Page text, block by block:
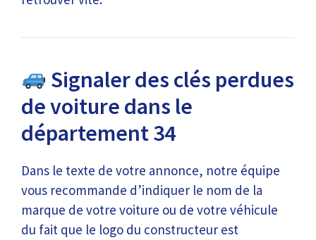
Signaler des clés perdues
de voiture dans le
département 34
Dans le texte de votre annonce, notre équipe
vous recommande d’indiquer le nom de la
marque de votre voiture ou de votre véhicule
du fait que le logo du constructeur est